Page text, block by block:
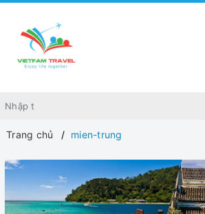
Trang chủ mien-trung